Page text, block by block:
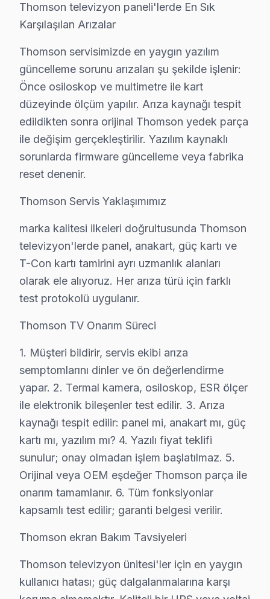
Tahtakale Thomson Servis
Tahtakale Thomson Açılmıyor Arıza →
Taya Hatun Thomson Servis
Taya Hatun mahallesinde Thomson TV arızaları için aynı
Fatih Thomson Servis →
Topkapı Thomson Servis
Fatih'da Topkapı bölgesi dahil tüm hizmet alanımızda
Yavuz Sinan Thomson Servis
Yavuz Sinan'deki Thomson TV sahiplerinin yüzde
Fatih Thomson Servis →
Yavuz Sultan Selim Thomson Servis
Yedikule'de Thomson TV ekranında çizgi, donma ya da
Thomson Servis Merkezi →
Zeyrek Thomson Servis
Fatih'da Zeyrek mahallesi için Thomson TV tamir
Fatih TV Servis Merkezi →
Fatih Thomson TV Servis Hizmet Bölgesi
Fatih bölgesine kapıya gelen Thomson TV tamir servisi
Thomson televizyon paneli'lerde En Sık
Karşılaşılan Arızalar
Thomson servisimizde en yaygın yazılım
güncelleme sorunu arızaları şu şekilde işlenir:
Önce osiloskop ve multimetre ile kart
düzeyinde ölçüm yapılır. Arıza kaynağı tespit
edildikten sonra orijinal Thomson yedek parça
ile değişim gerçekleştirilir. Yazılım kaynaklı
sorunlarda firmware güncelleme veya fabrika
reset denenir.
Thomson Servis Yaklaşımımız
marka kalitesi ilkeleri doğrultusunda Thomson
televizyon'lerde panel, anakart, güç kartı ve
T-Con kartı tamirini ayrı uzmanlık alanları
olarak ele alıyoruz. Her arıza türü için farklı
test protokolü uygulanır.
Thomson TV Onarım Süreci
1. Müşteri bildirir, servis ekibi arıza
semptomlarını dinler ve ön değerlendirme
yapar. 2. Termal kamera, osiloskop, ESR ölçer
ile elektronik bileşenler test edilir. 3. Arıza
kaynağı tespit edilir: panel mi, anakart mı, güç
kartı mı, yazılım mı? 4. Yazılı fiyat teklifi
sunulur; onay olmadan işlem başlatılmaz. 5.
Orijinal veya OEM eşdeğer Thomson parça ile
onarım tamamlanır. 6. Tüm fonksiyonlar
kapsamlı test edilir; garanti belgesi verilir.
Thomson ekran Bakım Tavsiyeleri
Thomson televizyon ünitesi'ler için en yaygın
kullanıcı hatası; güç dalgalanmalarına karşı